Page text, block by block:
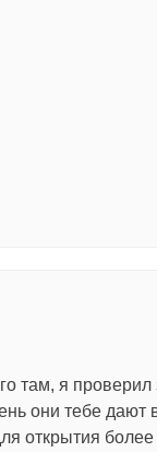
там, я
они тебе дают
открытия